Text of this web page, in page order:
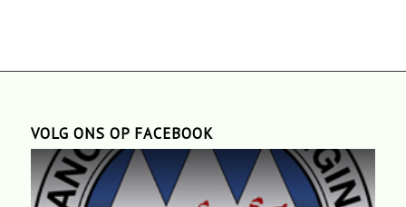
VOLG ONS OP FACEBOOK